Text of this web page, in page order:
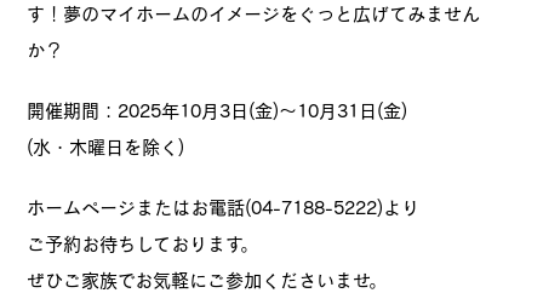
す！夢のマイホームのイメージをぐっと広げてみません
か？
開催期間：2025年10月3日(金)～10月31日(金)
(水・木曜日を除く)
ホームページまたはお電話(04-7188-5222)より
ご予約お待ちしております。
ぜひご家族でお気軽にご参加くださいませ。